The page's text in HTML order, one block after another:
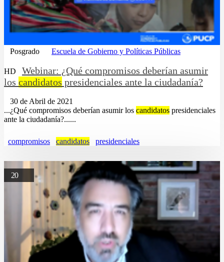
Posgrado Escuela de Gobierno y Políticas Públicas
HD
Webinar: ¿Qué compromisos deberían asumir
los candidatos presidenciales ante la ciudadanía?
30 de Abril de 2021
...¿Qué compromisos deberían asumir los candidatos presidenciales
ante la ciudadanía?......
compromisos candidatos presidenciales
20